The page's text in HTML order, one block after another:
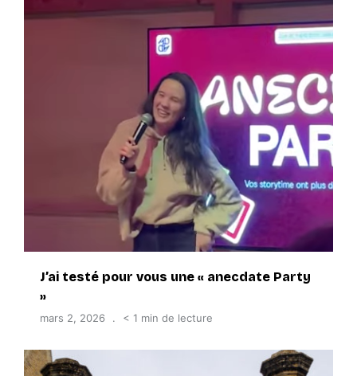
J’ai testé pour vous une « anecdate Party
»
mars 2, 2026 < 1 min de lecture